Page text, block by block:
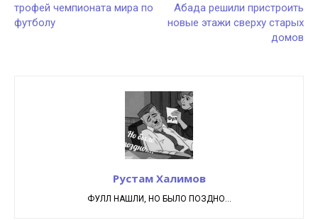
трофей чемпионата мира по
футболу
Абада решили пристроить
новые этажи сверху старых
домов
Рустам Халимов
ФУЛЛ НАШЛИ, НО БЫЛО ПОЗДНО...